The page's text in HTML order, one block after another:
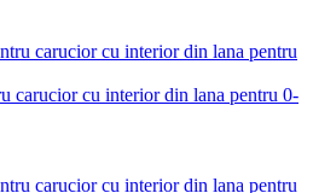
carucior cu interior din lana pentru 0-